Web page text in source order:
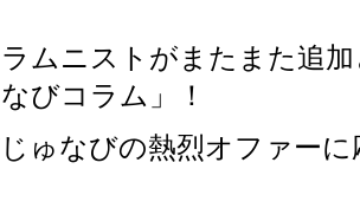
ムニストがまたまた追
びコラム」！
ゅなびの熱烈オファー